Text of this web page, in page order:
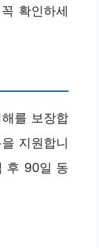
확인하세
를 보장합
지원합니
후 90일 동